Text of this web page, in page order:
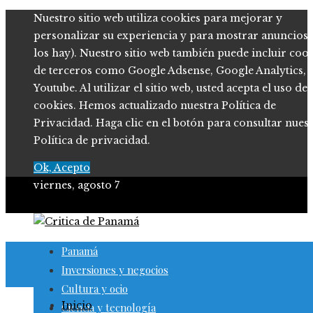
Nuestro sitio web utiliza cookies para mejorar y
personalizar su experiencia y para mostrar anuncios
los hay). Nuestro sitio web también puede incluir
de terceros como Google Adsense, Google Analytics,
Youtube. Al utilizar el sitio web, usted acepta el uso de
cookies. Hemos actualizado nuestra Política de
Privacidad. Haga clic en el botón para consultar
Política de privacidad.
Ok, Acepto
viernes, agosto 7
Panamá
Inversiones y negocios
Cultura y ocio
Ciencia y tecnología
Inicio